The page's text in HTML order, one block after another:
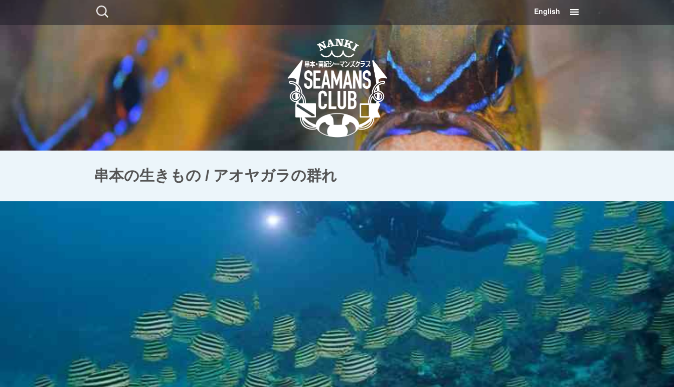
検
索:
コ
ン
テ
English
串本の生きもの / アオヤガラの群れ